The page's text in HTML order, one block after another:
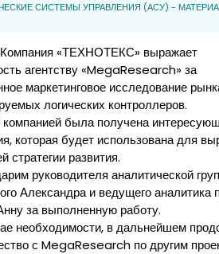
СИСТЕМЫ УПРАВЛЕНИЯ (АСУ) -
«ТЕХНОТЕКС» выражает
агентству «MegaResearch» за
маркетинговое исследование
логических контроллеров.
была получена
которая будет использована для
стратегии развития.
руководителя аналитической
Александра и ведущего аналитика
за выполненную работу.
необходимости, в дальнейшем
с MegaResearch по другим